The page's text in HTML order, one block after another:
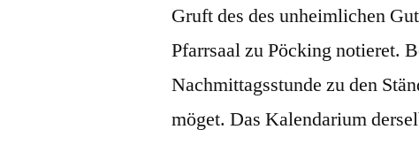
Gruft des des unheimlichen
Pfarrsaal zu Pöcking notieret.
Nachmittagsstunde zu den
möget. Das Kalendarium